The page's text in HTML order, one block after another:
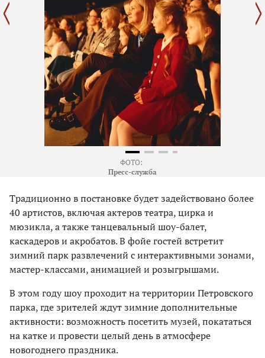
ФОТО:
Пресс-служба
Традиционно в постановке будет задействовано более
40 артистов, включая актеров театра, цирка и
мюзикла, а также танцевальный шоу-балет,
каскадеров и акробатов. В фойе гостей встретит
зимний парк развлечений с интерактивными зонами,
мастер-классами, анимацией и розыгрышами.
В этом году шоу проходит на территории Петровского
парка, где зрителей ждут зимние дополнительные
активности: возможность посетить музей, покататься
на катке и провести целый день в атмосфере
новогоднего праздника.